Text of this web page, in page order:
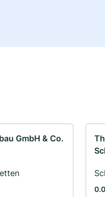
GmbH & Co.
0.0